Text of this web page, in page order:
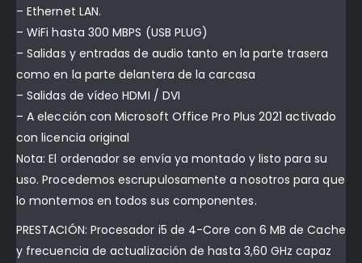
– Ethernet LAN.
– WiFi hasta 300 MBPS (USB PLUG)
– Salidas y entradas de audio tanto en la parte trasera
como en la parte delantera de la carcasa
– Salidas de vídeo HDMI / DVI
– A elección con Microsoft Office Pro Plus 2021 activado
con licencia original
Nota: El ordenador se envía ya montado y listo para su
uso. Procedemos escrupulosamente a nosotros para que
lo montemos en todos sus componentes.
PRESTACIÓN: Procesador i5 de 4-Core con 6 MB de Cache
y frecuencia de actualización de hasta 3,60 GHz capaz